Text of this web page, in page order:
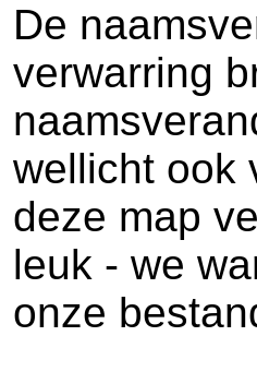
De
verwarring
wellicht ook
deze map
leuk - we
onze